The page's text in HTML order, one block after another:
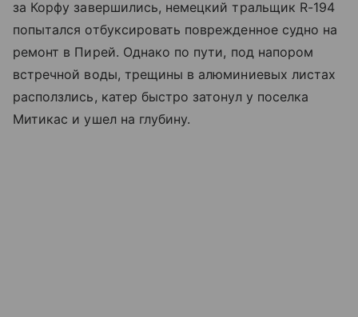
за Корфу завершились, немецкий тральщик R-194
попытался отбуксировать поврежденное судно на
ремонт в Пирей. Однако по пути, под напором
встречной воды, трещины в алюминиевых листах
расползлись, катер быстро затонул у поселка
Митикас и ушел на глубину.